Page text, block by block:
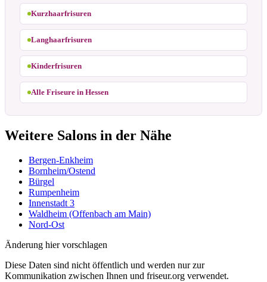
Kurzhaarfrisuren
Langhaarfrisuren
Kinderfrisuren
Alle Friseure in Hessen
Weitere Salons in der Nähe
Bergen-Enkheim
Bornheim/Ostend
Bürgel
Rumpenheim
Innenstadt 3
Waldheim (Offenbach am Main)
Nord-Ost
Änderung hier vorschlagen
Diese Daten sind nicht öffentlich und werden nur zur
Kommunikation zwischen Ihnen und friseur.org verwendet.